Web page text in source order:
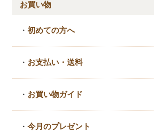
お買い物
・初めての方へ
・ お支払い・送料
・ お買い物ガイド
・今月のプレゼント